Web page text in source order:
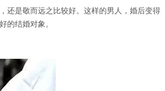
还是敬而远之比较好。这样的男人，婚后变得
结婚对象。